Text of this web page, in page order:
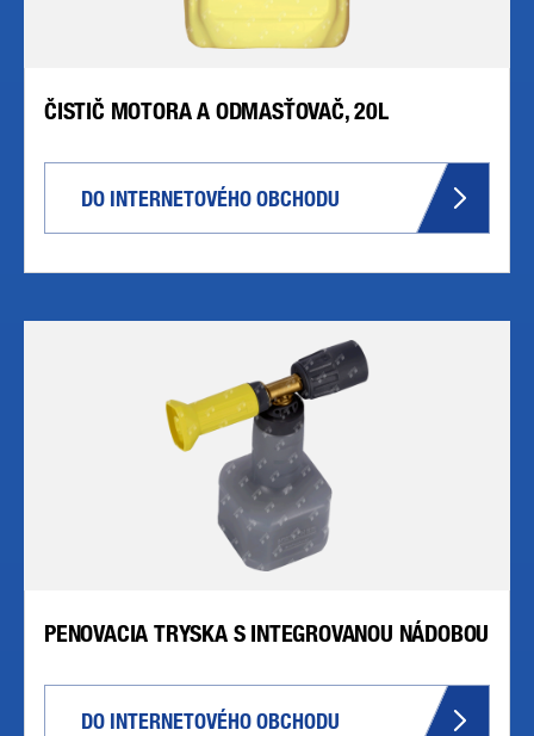
ČISTIČ MOTORA A ODMASŤOVAČ, 20L
DO INTERNETOVÉHO OBCHODU
PENOVACIA TRYSKA S INTEGROVANOU NÁDOBOU
DO INTERNETOVÉHO OBCHODU